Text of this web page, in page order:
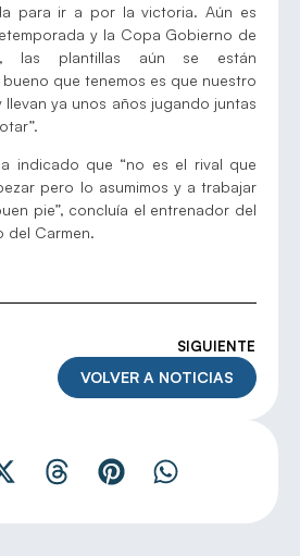
para ir a por la victoria. Aún es
y la Copa Gobierno de
las plantillas aún se están
que tenemos es que nuestro
llevan ya unos años jugando juntas
indicado que “no es el rival que
pero lo asumimos y a trabajar
pie”, concluía el entrenador del
del Carmen.
SIGUIENTE
VOLVER A NOTICIAS